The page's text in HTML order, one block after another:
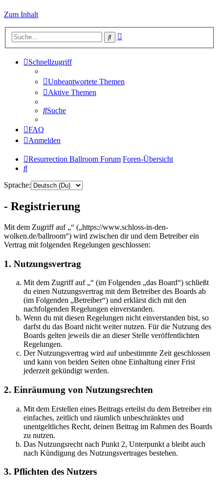
Zum Inhalt
Suche
Schnellzugriff
Unbeantwortete Themen
Aktive Themen
Suche
FAQ
Anmelden
Resurrection Ballroom Forum Foren-Übersicht
Suche
Sprache:
- Registrierung
Mit dem Zugriff auf „“ („https://www.schloss-in-den-
wolken.de/ballroom“) wird zwischen dir und dem Betreiber ein
Vertrag mit folgenden Regelungen geschlossen:
1. Nutzungsvertrag
Mit dem Zugriff auf „“ (im Folgenden „das Board“) schließt
du einen Nutzungsvertrag mit dem Betreiber des Boards ab
(im Folgenden „Betreiber“) und erklärst dich mit den
nachfolgenden Regelungen einverstanden.
Wenn du mit diesen Regelungen nicht einverstanden bist, so
darfst du das Board nicht weiter nutzen. Für die Nutzung des
Boards gelten jeweils die an dieser Stelle veröffentlichten
Regelungen.
Der Nutzungsvertrag wird auf unbestimmte Zeit geschlossen
und kann von beiden Seiten ohne Einhaltung einer Frist
jederzeit gekündigt werden.
2. Einräumung von Nutzungsrechten
Mit dem Erstellen eines Beitrags erteilst du dem Betreiber ein
einfaches, zeitlich und räumlich unbeschränktes und
unentgeltliches Recht, deinen Beitrag im Rahmen des Boards
zu nutzen.
Das Nutzungsrecht nach Punkt 2, Unterpunkt a bleibt auch
nach Kündigung des Nutzungsvertrages bestehen.
3. Pflichten des Nutzers